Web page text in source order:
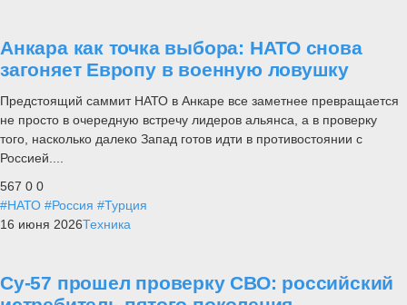
Анкара как точка выбора: НАТО снова
загоняет Европу в военную ловушку
Предстоящий саммит НАТО в Анкаре все заметнее превращается
не просто в очередную встречу лидеров альянса, а в проверку
того, насколько далеко Запад готов идти в противостоянии с
Россией....
567 0 0
#НАТО #Россия #Турция
16 июня 2026Техника
Су-57 прошел проверку СВО: российский